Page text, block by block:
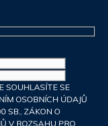
SOUHLASÍTE SE
OSOBNÍCH ÚDAJŮ
SB., ZÁKON O
V ROZSAHU PRO